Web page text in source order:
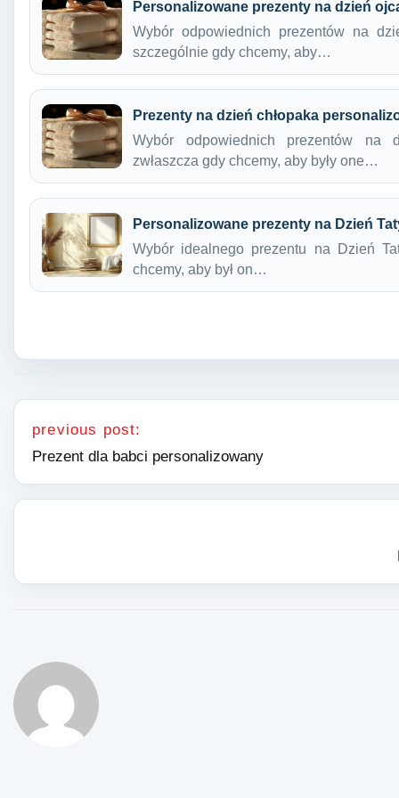
Personalizowane prezenty na dzień
Wybór odpowiednich prezentów na
szczególnie gdy chcemy, aby…
Prezenty na dzień chłopaka
Wybór odpowiednich prezentów na
zwłaszcza gdy chcemy, aby były one…
Personalizowane prezenty na Dzień
Wybór idealnego prezentu na Dzień
chcemy, aby był on…
Nawigacja wpisu
previous post:
Prezent dla babci personalizowany